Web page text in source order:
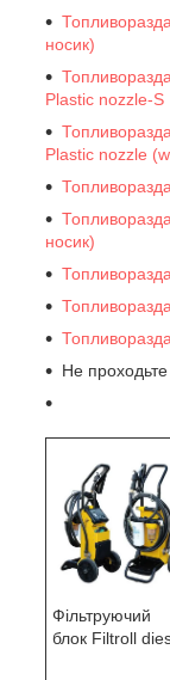
носик)
Plastic nozzle-S
Plastic nozzle
носик)
Не проходьте
Фільтруючий
блок Filtroll